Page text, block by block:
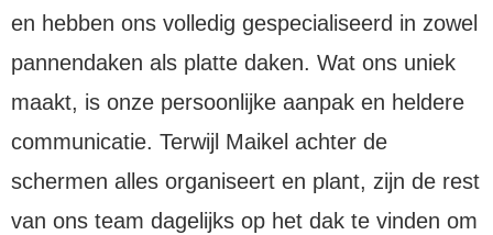
en hebben ons volledig gespecialiseerd in zowel
pannendaken als platte daken. Wat ons uniek
maakt, is onze persoonlijke aanpak en heldere
communicatie. Terwijl Maikel achter de
schermen alles organiseert en plant, zijn de rest
van ons team dagelijks op het dak te vinden om